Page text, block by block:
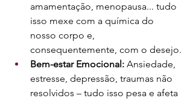
amamentação, menopausa... tudo
isso mexe com a química do
nosso corpo e,
consequentemente, com o desejo.
Bem-estar Emocional: Ansiedade,
estresse, depressão, traumas não
resolvidos – tudo isso pesa e afeta